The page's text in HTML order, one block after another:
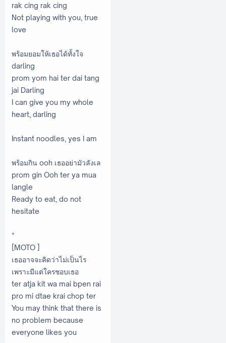
rak cing rak cing
Not playing with you, true
love
พร้อมยอมให้เธอได้ทั้งใจ
darling
prom yom hai ter dai tang
jai Darling
I can give you my whole
heart, darling
Instant noodles, yes I am
พร้อมกิน ooh เธออย่ามัวลังเล
prom gin Ooh ter ya mua
langle
Ready to eat, do not
hesitate
*
[MOTO ]
เธออาจจะคิดว่าไม่เป็นไร
เพราะมีแต่ใครชอบเธอ
ter atja kit wa mai bpen rai
pro mi dtae krai chop ter
You may think that there is
no problem because
everyone likes you